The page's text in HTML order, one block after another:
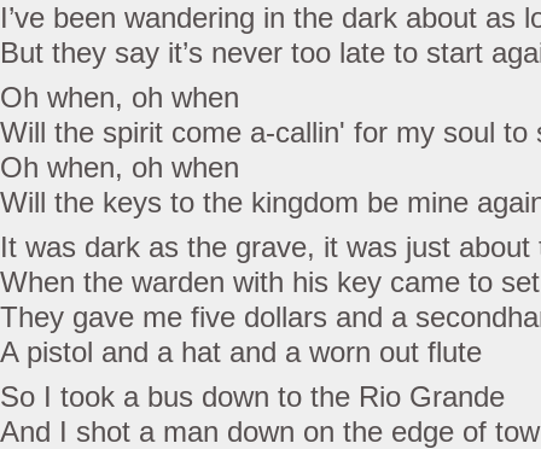
I’ve been wandering in the dark about as
But they say it’s never too late to start
Oh when, oh when
Will the spirit come a-callin' for my soul to
Oh when, oh when
Will the keys to the kingdom be mine
It was dark as the grave, it was just about
When the warden with his key came to
They gave me five dollars and a
A pistol and a hat and a worn out flute
So I took a bus down to the Rio Grande
And I shot a man down on the edge of